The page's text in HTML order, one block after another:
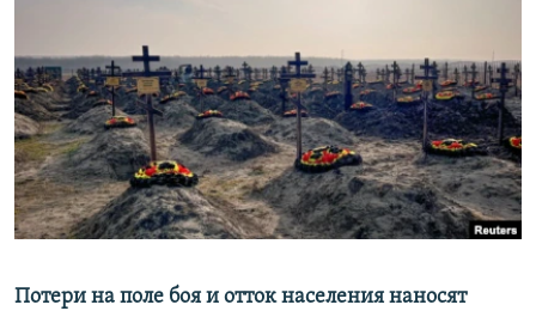
РАСПИСАНИЕ ВЕЩАНИЯ
ПОДПИШИТЕСЬ НА РАССЫЛКУ
СОЦИАЛЬНЫЕ СЕТИ
Потери на поле боя и отток населения наносят